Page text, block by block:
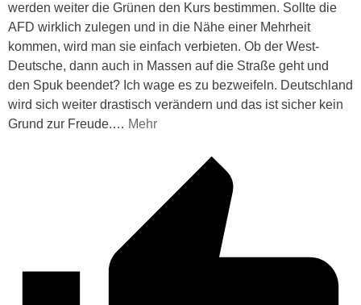
werden weiter die Grünen den Kurs bestimmen. Sollte die
AFD wirklich zulegen und in die Nähe einer Mehrheit
kommen, wird man sie einfach verbieten. Ob der West-
Deutsche, dann auch in Massen auf die Straße geht und
den Spuk beendet? Ich wage es zu bezweifeln. Deutschland
wird sich weiter drastisch verändern und das ist sicher kein
Grund zur Freude.… Mehr